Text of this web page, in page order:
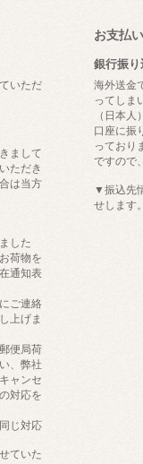
いただ
まして
ただき
は当方
した
荷物を
通知表
ご連絡
上げま
便局荷
、弊社
ャンセ
対応を
じ対応
ていた
お支払
銀行振
海外送金
ってしま
（日本
口座に振
っており
ですので
▼振込先
せします。